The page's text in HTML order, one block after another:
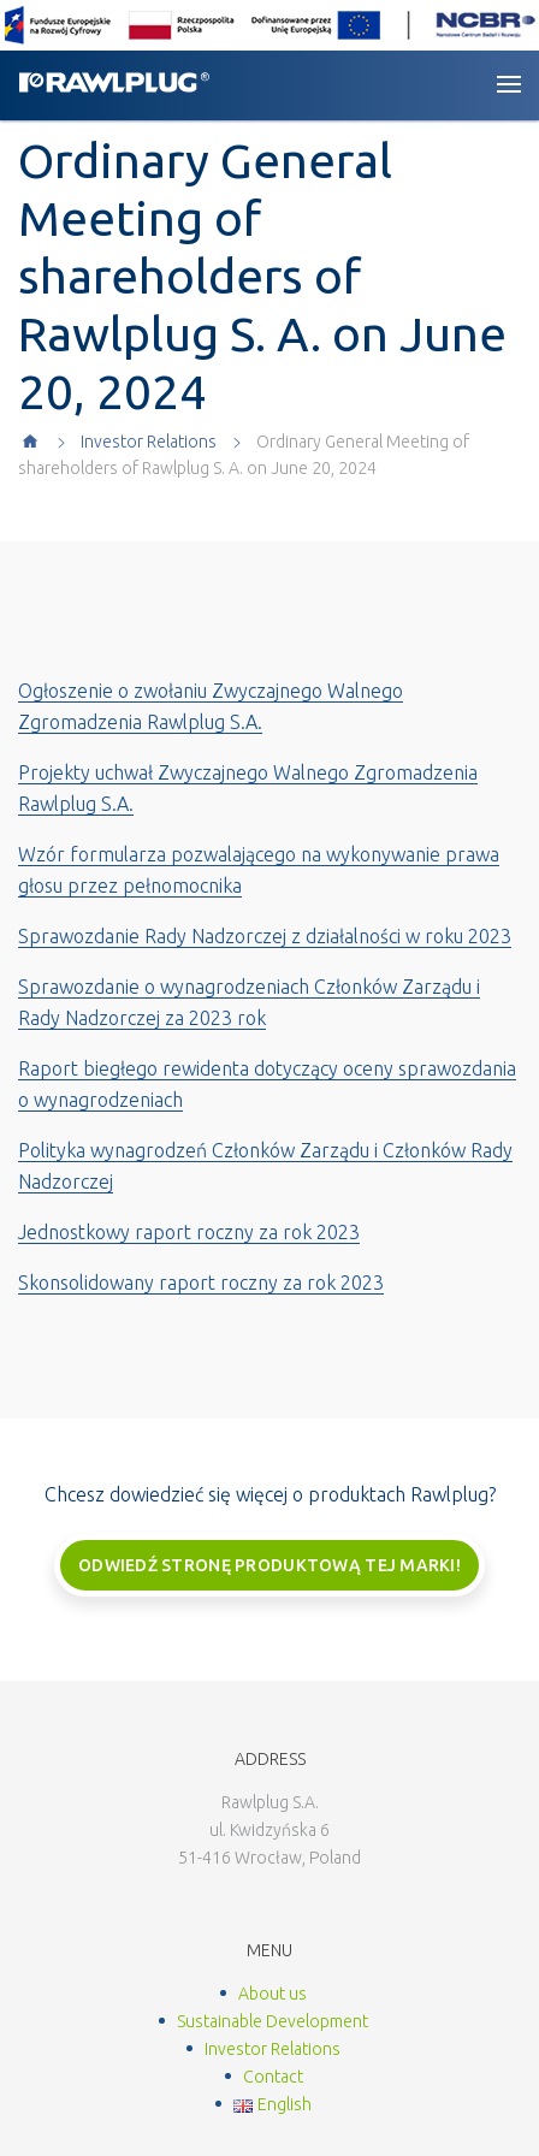
Ordinary General
Meeting of
shareholders of
Rawlplug S. A. on June
20, 2024
Investor Relations
Ordinary General Meeting of
shareholders of Rawlplug S. A. on June 20, 2024
Ogłoszenie o zwołaniu Zwyczajnego Walnego
Zgromadzenia Rawlplug S.A.
Projekty uchwał Zwyczajnego Walnego Zgromadzenia
Rawlplug S.A.
Wzór formularza pozwalającego na wykonywanie prawa
głosu przez pełnomocnika
Sprawozdanie Rady Nadzorczej z działalności w roku 2023
Sprawozdanie o wynagrodzeniach Członków Zarządu i
Rady Nadzorczej za 2023 rok
Raport biegłego rewidenta dotyczący oceny sprawozdania
o wynagrodzeniach
Polityka wynagrodzeń Członków Zarządu i Członków Rady
Nadzorczej
Jednostkowy raport roczny za rok 2023
Skonsolidowany raport roczny za rok 2023
Chcesz dowiedzieć się więcej o produktach Rawlplug?
ODWIEDŹ STRONĘ PRODUKTOWĄ TEJ MARKI!
ADDRESS
Rawlplug S.A.
ul. Kwidzyńska 6
51-416 Wrocław, Poland
MENU
About us
Sustainable Development
Investor Relations
Contact
English